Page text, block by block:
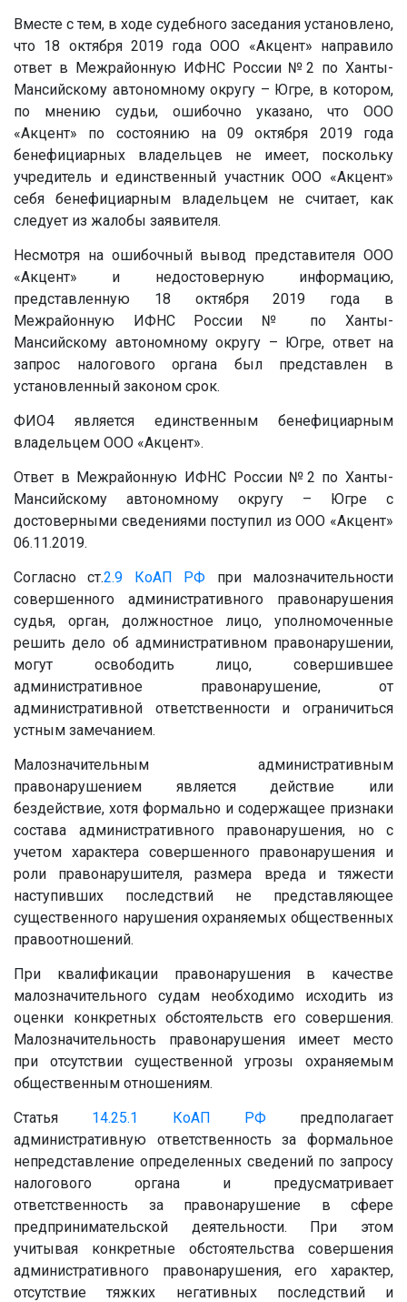
Вместе с тем, в ходе судебного заседания установлено,
что 18 октября 2019 года ООО «Акцент» направило
ответ в Межрайонную ИФНС России №2 по Ханты-
Мансийскому автономному округу – Югре, в котором,
по мнению судьи, ошибочно указано, что ООО
«Акцент» по состоянию на 09 октября 2019 года
бенефициарных владельцев не имеет, поскольку
учредитель и единственный участник ООО «Акцент»
себя бенефициарным владельцем не считает, как
следует из жалобы заявителя.
Несмотря на ошибочный вывод представителя ООО
«Акцент» и недостоверную информацию,
представленную 18 октября 2019 года в
Межрайонную ИФНС России №
по Ханты-
Мансийскому автономному округу – Югре, ответ на
запрос налогового органа был представлен в
установленный законом срок.
ФИО4 является единственным бенефициарным
владельцем ООО «Акцент».
Ответ в Межрайонную ИФНС России №2 по Ханты-
Мансийскому автономному округу – Югре с
достоверными сведениями поступил из ООО «Акцент»
06.11.2019.
Согласно ст.2.9 КоАП РФ при малозначительности
совершенного административного правонарушения
судья, орган, должностное лицо, уполномоченные
решить дело об административном правонарушении,
могут освободить лицо, совершившее
административное правонарушение, от
административной ответственности и ограничиться
устным замечанием.
Малозначительным административным
правонарушением является действие или
бездействие, хотя формально и содержащее признаки
состава административного правонарушения, но с
учетом характера совершенного правонарушения и
роли правонарушителя, размера вреда и тяжести
наступивших последствий не представляющее
существенного нарушения охраняемых общественных
правоотношений.
При квалификации правонарушения в качестве
малозначительного судам необходимо исходить из
оценки конкретных обстоятельств его совершения.
Малозначительность правонарушения имеет место
при отсутствии существенной угрозы охраняемым
общественным отношениям.
Статья 14.25.1 КоАП РФпредполагает
административную ответственность за формальное
непредставление определенных сведений по запросу
налогового органа и предусматривает
ответственность за правонарушение в сфере
предпринимательской деятельности. При этом
учитывая конкретные обстоятельства совершения
административного правонарушения, его характер,
отсутствие тяжких негативных последствий и